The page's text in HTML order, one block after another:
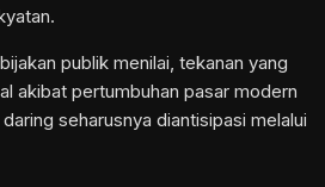
publik menilai, tekanan yang
akibat pertumbuhan pasar modern
seharusnya diantisipasi melalui